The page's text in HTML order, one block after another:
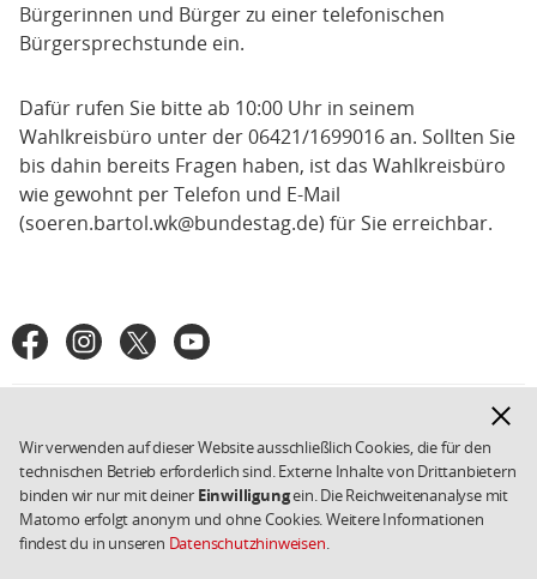
Wir verwenden auf dieser Website ausschließlich Cookies, die für den
technischen Betrieb erforderlich sind. Externe Inhalte von Drittanbietern
binden wir nur mit deiner Einwilligungein. Die Reichweitenanalyse mit
Matomo erfolgt anonym und ohne Cookies. Weitere Informationen
findest du in unseren Datenschutzhinweisen.
Bürgerinnen und Bürger zu einer telefonischen
Bürgersprechstunde ein.
Dafür rufen Sie bitte ab 10:00 Uhr in seinem
Wahlkreisbüro unter der 06421/1699016 an. Sollten Sie
bis dahin bereits Fragen haben, ist das Wahlkreisbüro
wie gewohnt per Telefon und E-Mail
(soeren.bartol.wk@bundestag.de) für Sie erreichbar.
Fußbereich
SPD
Netzwerken
FacebookInstagram
X YouTube
Links/Kleingedrucktes
Cookies
Copyright 2026 SPD